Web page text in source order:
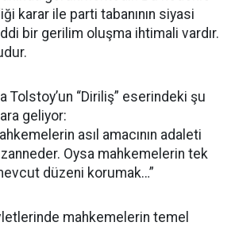
karar ile parti tabanının siyasi
bir gerilim oluşma ihtimali vardır.
Tolstoy’un “Diriliş” eserindeki şu
geliyor:
asıl amacının adaleti
Oysa mahkemelerin tek
düzeni korumak…”
mahkemelerin temel